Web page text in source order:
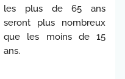
les plus de 65 ans
seront plus nombreux
que les moins de 15
ans.